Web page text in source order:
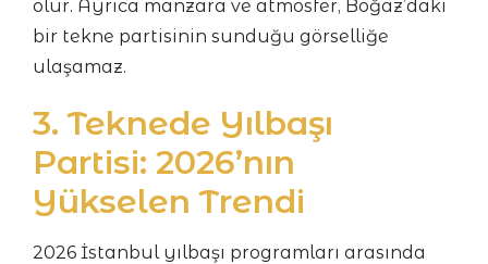
olur. Ayrıca manzara ve atmosfer, Boğaz’daki
bir tekne partisinin sunduğu görselliğe
ulaşamaz.
3. Teknede Yılbaşı
Partisi: 2026’nın
Yükselen Trendi
2026 İstanbul yılbaşı programları arasında